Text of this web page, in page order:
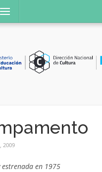
2009
estrenada en 1975